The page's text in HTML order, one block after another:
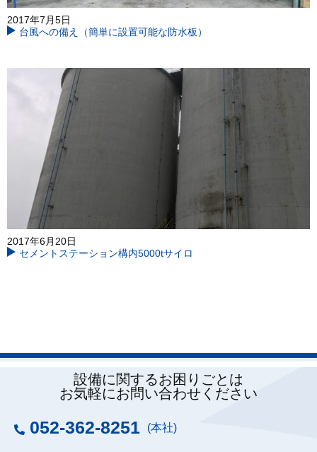
2017年7月5日
台風への備え（簡単に設置可能な防水板）
2017年6月20日
セメントステーション構内5000tサイロ
設備に関するお困りごとは
お気軽にお問い合わせください
052-362-8251 (本社)